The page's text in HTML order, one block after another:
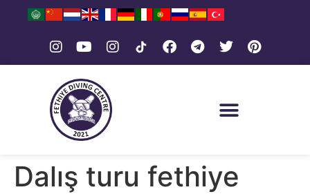
Dalış turu fethiye